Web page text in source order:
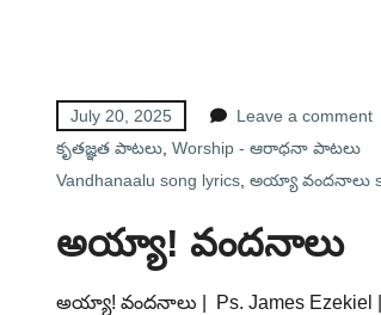
July 20, 2025 Leave a comment
కృతజ్ఞత పాటలు Worship - ఆరాధనా పాటలు
Vandhanaalu song lyrics అయ్యా వందనాలు
అయ్యా! వందనాలు
అయ్యా! వందనాలు | Ps. James Ezekiel |